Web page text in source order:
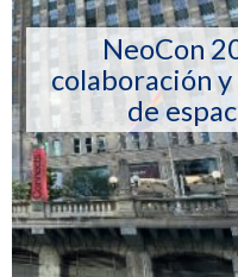
NeoCon
colaboración
de